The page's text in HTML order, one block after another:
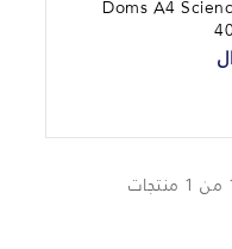
Doms A4